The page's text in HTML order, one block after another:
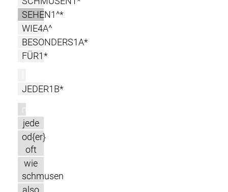
SEHEN1^*
WIE4A^
BESONDERS1A*
FÜR1*
JEDER1B*
m
jede
od{er}
oft
wie
schmusen
also